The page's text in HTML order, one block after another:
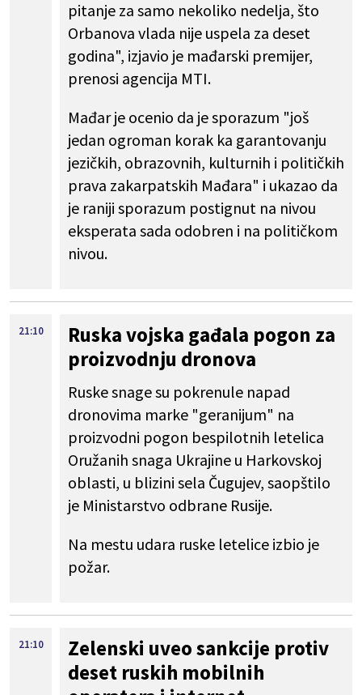
pitanje za samo nekoliko nedelja, što
Orbanova vlada nije uspela za deset
godina", izjavio je mađarski premijer,
prenosi agencija MTI.
Mađar je ocenio da je sporazum "još
jedan ogroman korak ka garantovanju
jezičkih, obrazovnih, kulturnih i političkih
prava zakarpatskih Mađara" i ukazao da
je raniji sporazum postignut na nivou
eksperata sada odobren i na političkom
nivou.
21:10
Ruska vojska gađala pogon za
proizvodnju dronova
Ruske snage su pokrenule napad
dronovima marke "geranijum" na
proizvodni pogon bespilotnih letelica
Oružanih snaga Ukrajine u Harkovskoj
oblasti, u blizini sela Čugujev, saopštilo
je Ministarstvo odbrane Rusije.
Na mestu udara ruske letelice izbio je
požar.
21:10
Zelenski uveo sankcije protiv
deset ruskih mobilnih